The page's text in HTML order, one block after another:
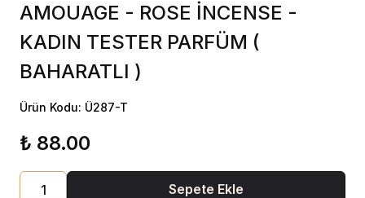
AMOUAGE - ROSE İNCENSE -
KADIN TESTER PARFÜM (
BAHARATLI )
Ürün Kodu: Ü287-T
₺ 88.00
Sepete Ekle